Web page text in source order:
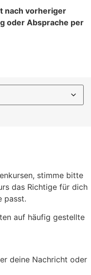
nach vorheriger
oder Absprache per
stimme bitte
das Richtige für dich
passt.
auf häufig gestellte
deine Nachricht oder